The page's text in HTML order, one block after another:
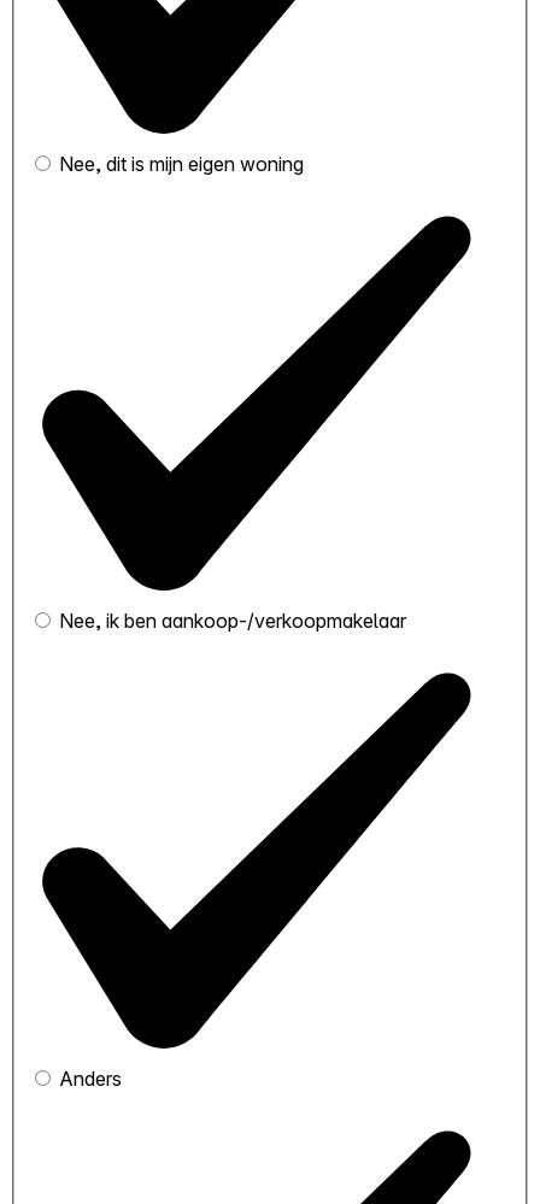
Nee, dit is mijn eigen woning
Nee, ik ben aankoop-/verkoopmakelaar
Anders